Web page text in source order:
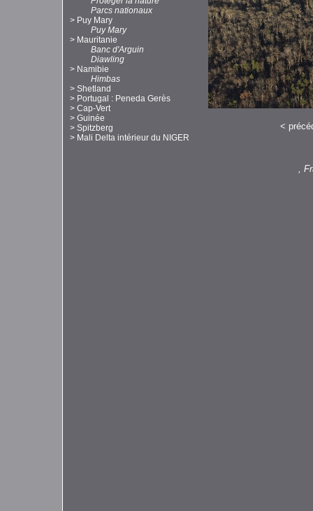
Parcs nationaux
> Puy Mary
Puy Mary
> Mauritanie
Banc d'Arguin
Diawling
> Namibie
Himbas
> Shetland
> Portugal : Peneda Gerès
> Cap-Vert
> Guinée
> Spitzberg
> Mali Delta intérieur du NIGER
<
,